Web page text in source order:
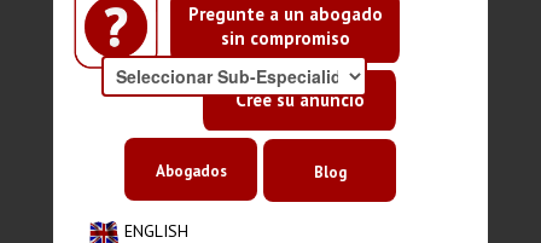
Pregunte a un abogado
sin compromiso
Cree su anuncio
ENGLISH
Abogados Blog